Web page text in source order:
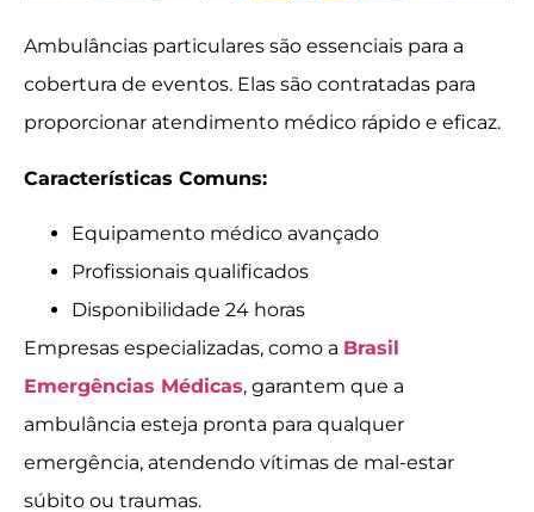
Ambulâncias particulares são essenciais para a
cobertura de eventos. Elas são contratadas para
proporcionar atendimento médico rápido e eficaz.
Características Comuns:
Equipamento médico avançado
Profissionais qualificados
Disponibilidade 24 horas
Empresas especializadas, como a Brasil
Emergências Médicas, garantem que a
ambulância esteja pronta para qualquer
emergência, atendendo vítimas de mal-estar
súbito ou traumas.